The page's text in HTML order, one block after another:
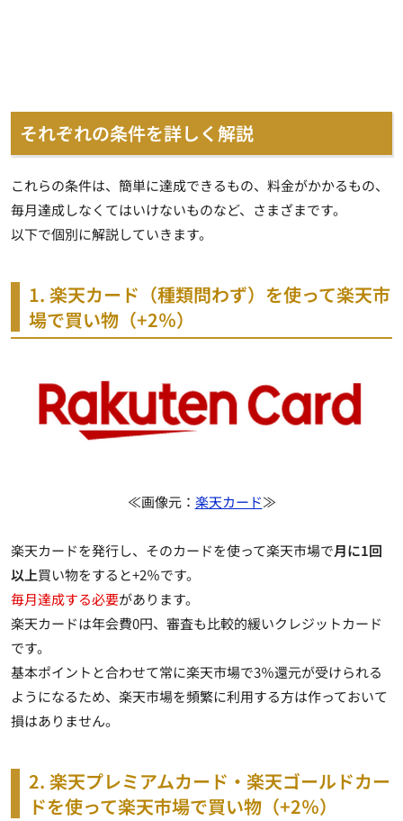
それぞれの条件を詳しく解説
これらの条件は、簡単に達成できるもの、料金がかかるもの、
毎月達成しなくてはいけないものなど、さまざまです。
以下で個別に解説していきます。
1. 楽天カード（種類問わず）を使って楽天市
場で買い物（+2％）
≪画像元： 楽天カード≫
楽天カードを発行し、そのカードを使って楽天市場で月に1回
以上買い物をすると+2％です。
毎月達成する必要があります。
楽天カードは年会費0円、審査も比較的緩いクレジットカード
です。
基本ポイントと合わせて常に楽天市場で3％還元が受けられる
ようになるため、楽天市場を頻繁に利用する方は作っておいて
損はありません。
2. 楽天プレミアムカード・楽天ゴールドカー
ドを使って楽天市場で買い物（+2％）